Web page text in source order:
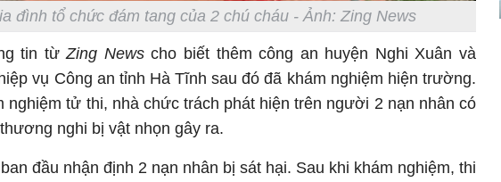
đình tổ chức đám tang của 2 chú cháu - Ảnh: Zing News
tin từZing Newscho biết thêm công an huyện Nghi Xuân và
vụ Công an tỉnh Hà Tĩnh sau đó đã khám nghiệm hiện trường.
nghiệm tử thi, nhà chức trách phát hiện trên người 2 nạn nhân có
nghi bị vật nhọn gây ra.
đầu nhận định 2 nạn nhân bị sát hại. Sau khi khám nghiệm, thi